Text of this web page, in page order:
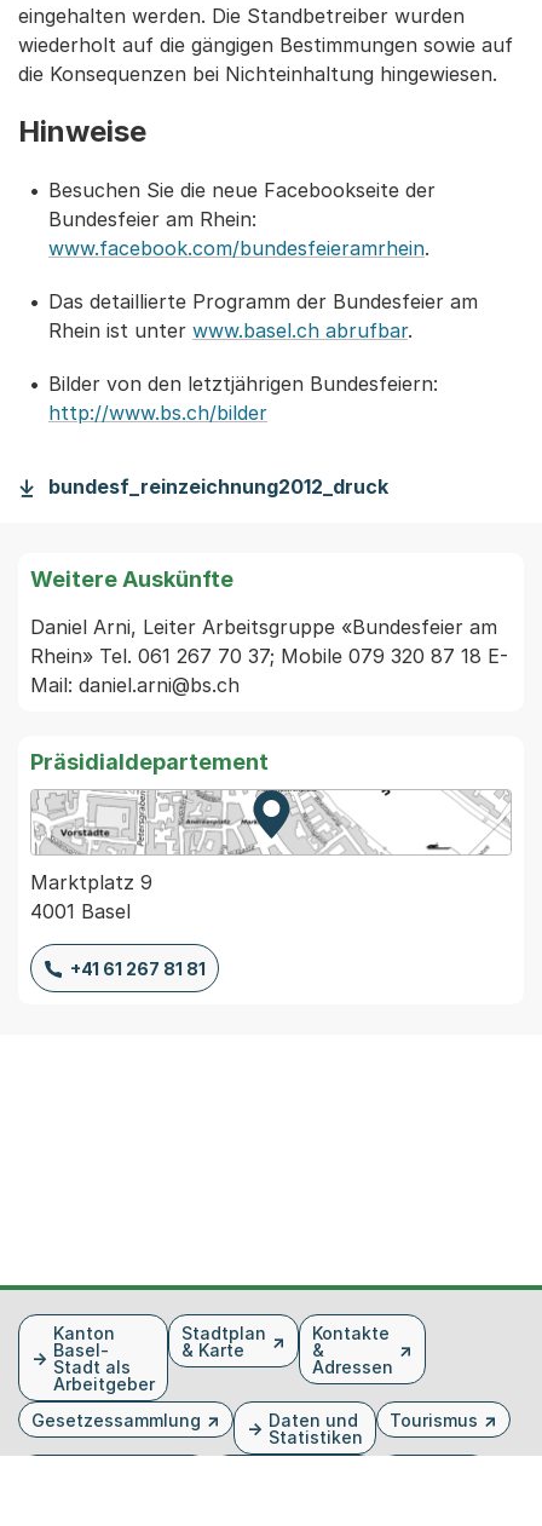
eingehalten werden. Die Standbetreiber wurden
wiederholt auf die gängigen Bestimmungen sowie auf
die Konsequenzen bei Nichteinhaltung hingewiesen.
Hinweise
Besuchen Sie die neue Facebookseite der
Bundesfeier am Rhein:
www.facebook.com/bundesfeieramrhein.
Das detaillierte Programm der Bundesfeier am
Rhein ist unter www.basel.ch abrufbar.
Bilder von den letztjährigen Bundesfeiern:
http://www.bs.ch/bilder
bundesf_reinzeichnung2012_druck
Weitere Auskünfte
Daniel Arni, Leiter Arbeitsgruppe «Bundesfeier am
Rhein» Tel. 061 267 70 37; Mobile 079 320 87 18 E-
Mail: daniel.arni@bs.ch
Präsidialdepartement
Zur Karte von MapBS.
Externer Link, wird in einem
Marktplatz 9
4001 Basel
+41 61 267 81 81
FusszeileKanton
Basel-
Stadt als
Arbeitgeber
Stadtplan
& Karte
Kontakte
&
Adressen
Gesetzessammlung
Daten und
Statistiken
Tourismus